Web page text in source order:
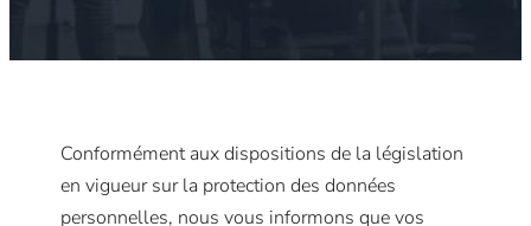
Conformément aux dispositions de la législation
en vigueur sur la protection des données
personnelles, nous vous informons que vos